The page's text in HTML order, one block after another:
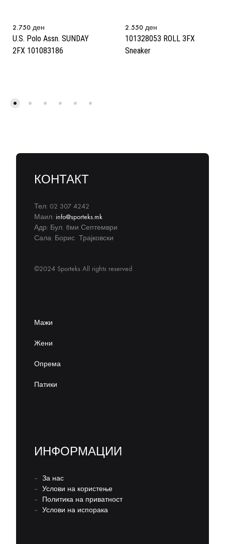
U.S. Polo Assn. SUNDAY
2FX 101083186
2.750 ден
101328053 ROLL 3FX
Sneaker
2.550 ден
КОНТАКТ
Тел: 02 307 4242
Маил: info@sporteks.mk
Адр: Бул. 8ми Септември
Сала: Борис Трајковски
©2024 Sporteks All rights reserved
Мажи
Жени
Опрема
Патики
ИНФОРМАЦИИ
– За нас
– Услови на користење
– Политика на приватност
– Услови на испорака